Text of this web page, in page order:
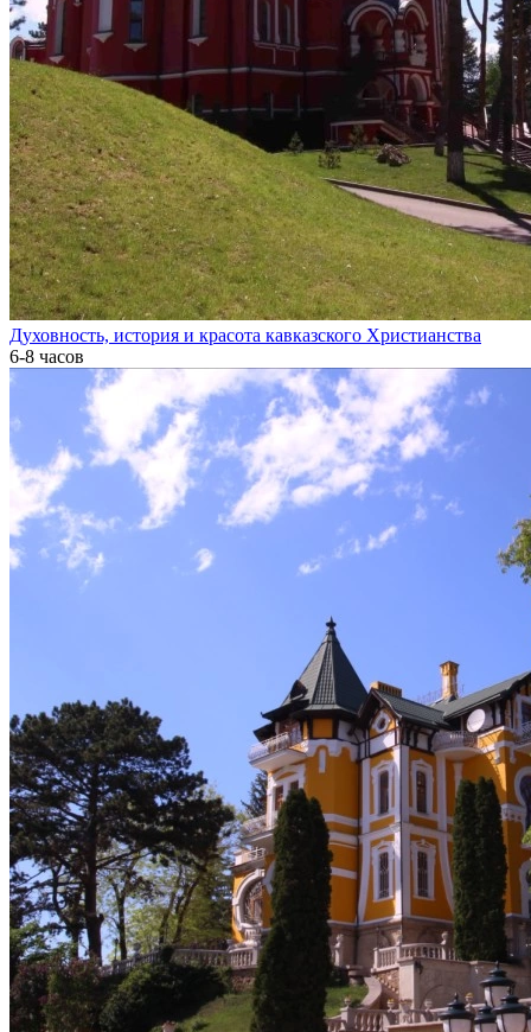
Духовность, история и красота кавказского Христианства
6-8 часов